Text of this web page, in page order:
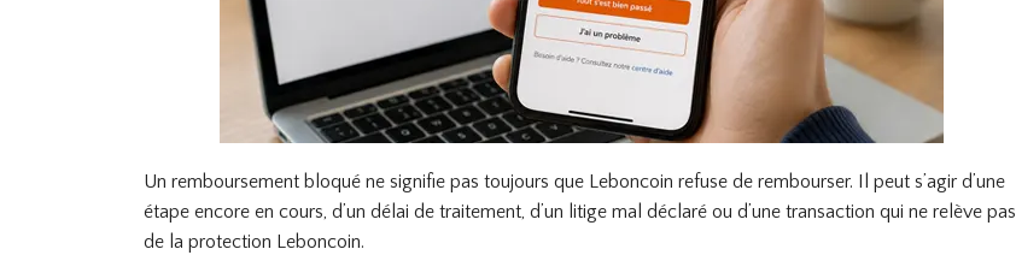
Un remboursement bloqué ne signifie pas toujours que Leboncoin refuse de rembourser. Il peut s’agir d’une
étape encore en cours, d’un délai de traitement, d’un litige mal déclaré ou d’une transaction qui ne relève pas
de la protection Leboncoin.